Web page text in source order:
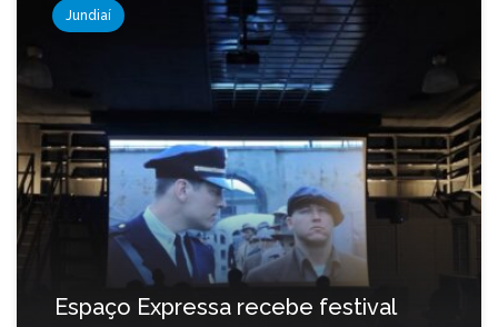
Jundiaí
Espaço Expressa recebe festival